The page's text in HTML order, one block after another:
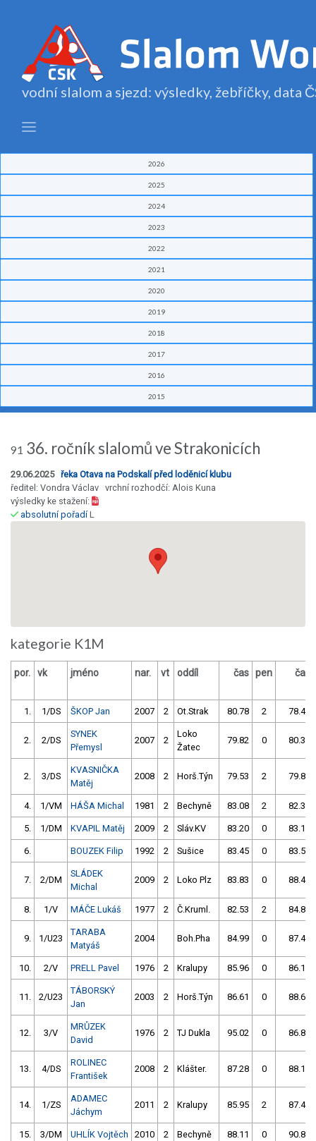
vodní slalom a sjezd: výsledky, žebříčky, data
2026
2025
2024
2023
2022
2021
2020
2019
2018
2017
2016
2015
91 36. ročník slalomů ve Strakonicích
29.06.2025 řeka Otava na Podskalí před loděnicí klubu
ředitel: Vondra Václav vrchní rozhodčí: Alois Kuna
výsledky ke stažení:
absolutní pořadíL
kategorie K1M
por. vk jméno nar. vt oddíl čas pen čas
1. 1/DS ŠKOP Jan 2007 2 Ot.Strak 80.78 2 78.43
2. 2/DS
SYNEK
Přemysl
2007 2
Loko
Žatec
79.82 0 80.38
2. 3/DS
KVASNIČKA
Matěj
2008 2 Horš.Týn 79.53 2 79.82
4. 1/VM HÁŠA Michal 1981 2 Bechyně 83.08 2 82.34
5. 1/DM KVAPIL Matěj 2009 2 Sláv.KV 83.20 0 83.13
6. BOUZEK Filip 1992 2 Sušice 83.45 0 83.51
7. 2/DM
SLÁDEK
Michal
2009 2 Loko Plz 83.83 0 88.43
8. 1/V MÁČE Lukáš 1977 2 Č.Kruml. 82.53 2 84.89
9. 1/U23
TARABA
Matyáš
2004 Boh.Pha 84.99 0 87.48
10. 2/V PRELL Pavel 1976 2 Kralupy 85.96 0 86.19
11. 2/U23
TÁBORSKÝ
Jan
2003 2 Horš.Týn 86.61 0 88.68
12. 3/V
MRŮZEK
David
1976 2 TJ Dukla 95.02 0 86.81
13. 4/DS
ROLINEC
František
2008 2 Klášter. 87.28 0 88.14
14. 1/ZS
ADAMEC
Jáchym
2011 2 Kralupy 85.95 2 87.43
15. 3/DM UHLÍK Vojtěch 2010 2 Bechyně 88.11 0 90.80